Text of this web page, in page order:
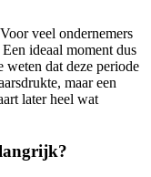
veel ondernemers
ideaal moment dus
weten dat deze periode
maar een
later heel wat